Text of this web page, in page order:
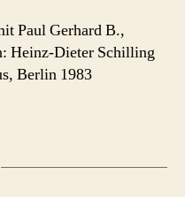
Paul Gerhard B.,
Heinz-Dieter Schilling
Berlin 1983